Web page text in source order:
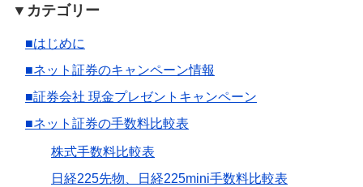
▼カテゴリー
■はじめに
■ネット証券のキャンペーン情報
■証券会社 現金プレゼントキャンペーン
■ネット証券の手数料比較表
株式手数料比較表
日経225先物、日経225mini手数料比較表